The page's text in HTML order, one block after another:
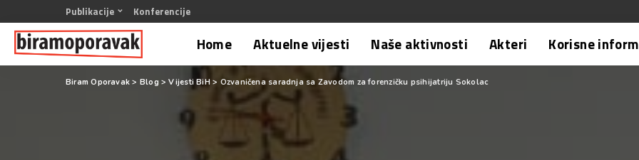
Publikacije Konferencije
Home Aktuelne vijesti Naše aktivnosti Akteri Korisne
Biram Oporavak > Blog >Vijesti BiH> Ozvaničena saradnja sa Zavodom za forenzičku psihijatriju Sokolac